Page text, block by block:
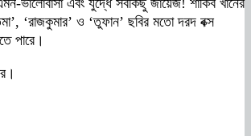
ভালোবাসা এবং যুদ্ধে সবকিছু জায়েজ! শাকিব খানের
‘রাজকুমার’ ও ‘তুফান’ ছবির মতো দরদ বক্স
পারে।